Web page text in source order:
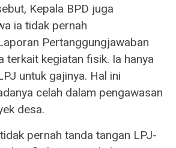
Kepala BPD juga
ia tidak pernah
Pertanggungjawaban
terkait kegiatan fisik. Ia hanya
untuk gajinya. Hal ini
celah dalam pengawasan
desa.
pernah tanda tangan LPJ-